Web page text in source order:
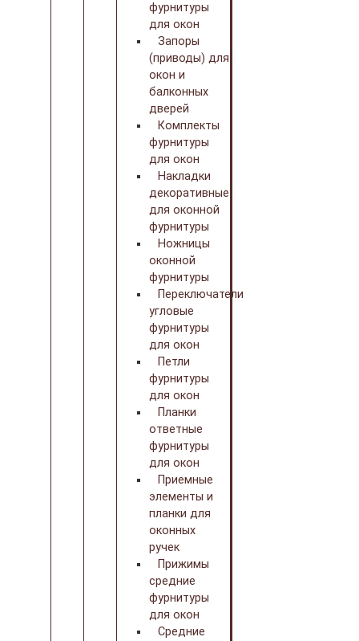
фурнитуры
для окон
Запоры
(приводы) для
окон и
балконных
дверей
Комплекты
фурнитуры
для окон
Накладки
декоративные
для оконной
фурнитуры
Ножницы
оконной
фурнитуры
Переключатели
угловые
фурнитуры
для окон
Петли
фурнитуры
для окон
Планки
ответные
фурнитуры
для окон
Приемные
элементы и
планки для
оконных
ручек
Прижимы
средние
фурнитуры
для окон
Средние